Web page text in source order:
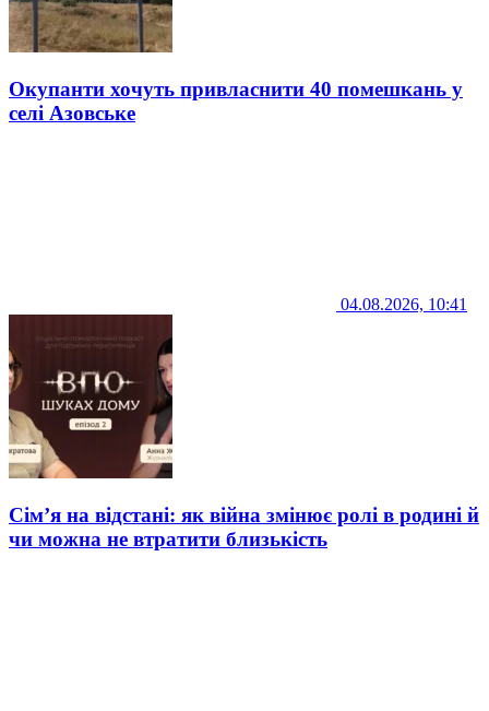
Окупанти хочуть привласнити 40 помешкань у
селі Азовське
04.08.2026, 10:41
Сім’я на відстані: як війна змінює ролі в родині й
чи можна не втратити близькість